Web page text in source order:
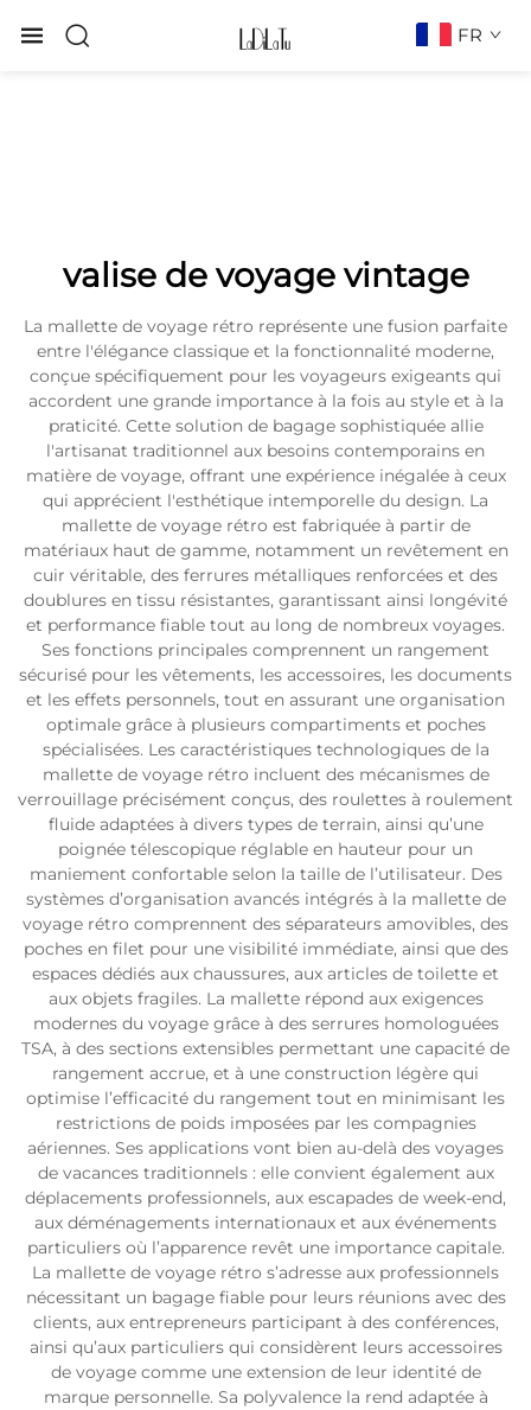
FR
valise de voyage vintage
La mallette de voyage rétro représente une fusion parfaite
entre l'élégance classique et la fonctionnalité moderne,
conçue spécifiquement pour les voyageurs exigeants qui
accordent une grande importance à la fois au style et à la
praticité. Cette solution de bagage sophistiquée allie
l'artisanat traditionnel aux besoins contemporains en
matière de voyage, offrant une expérience inégalée à ceux
qui apprécient l'esthétique intemporelle du design. La
mallette de voyage rétro est fabriquée à partir de
matériaux haut de gamme, notamment un revêtement en
cuir véritable, des ferrures métalliques renforcées et des
doublures en tissu résistantes, garantissant ainsi longévité
et performance fiable tout au long de nombreux voyages.
Ses fonctions principales comprennent un rangement
sécurisé pour les vêtements, les accessoires, les documents
et les effets personnels, tout en assurant une organisation
optimale grâce à plusieurs compartiments et poches
spécialisées. Les caractéristiques technologiques de la
mallette de voyage rétro incluent des mécanismes de
verrouillage précisément conçus, des roulettes à roulement
fluide adaptées à divers types de terrain, ainsi qu’une
poignée télescopique réglable en hauteur pour un
maniement confortable selon la taille de l’utilisateur. Des
systèmes d’organisation avancés intégrés à la mallette de
voyage rétro comprennent des séparateurs amovibles, des
poches en filet pour une visibilité immédiate, ainsi que des
espaces dédiés aux chaussures, aux articles de toilette et
aux objets fragiles. La mallette répond aux exigences
modernes du voyage grâce à des serrures homologuées
TSA, à des sections extensibles permettant une capacité de
rangement accrue, et à une construction légère qui
optimise l’efficacité du rangement tout en minimisant les
restrictions de poids imposées par les compagnies
aériennes. Ses applications vont bien au-delà des voyages
de vacances traditionnels : elle convient également aux
déplacements professionnels, aux escapades de week-end,
aux déménagements internationaux et aux événements
particuliers où l’apparence revêt une importance capitale.
La mallette de voyage rétro s’adresse aux professionnels
nécessitant un bagage fiable pour leurs réunions avec des
clients, aux entrepreneurs participant à des conférences,
ainsi qu’aux particuliers qui considèrent leurs accessoires
de voyage comme une extension de leur identité de
marque personnelle. Sa polyvalence la rend adaptée à